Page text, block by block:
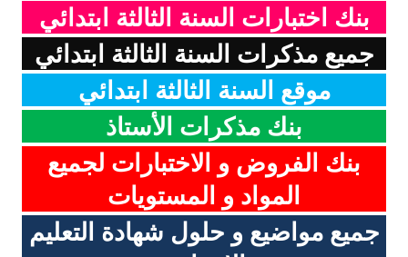
بنك اختبارات السنة الثالثة ابتدائي
جميع مذكرات السنة الثالثة ابتدائي
موقع السنة الثالثة ابتدائي
بنك مذكرات الأستاذ
بنك الفروض و الاختبارات لجميع
المواد و المستويات
جميع مواضيع و حلول شهادة التعليم